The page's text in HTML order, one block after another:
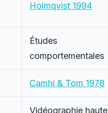
Holmqvist 1994
Études
comportementales
Camhi & Tom 1978
Vidéographie haute